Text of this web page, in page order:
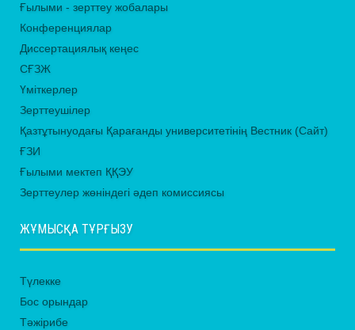
Ғылыми - зерттеу жобалары
Конференциялар
Диссертациялық кеңес
СҒЗЖ
Үміткерлер
Зерттеушілер
Қазтұтынуодағы Қарағанды университетінің Вестник (Сайт)
ҒЗИ
Ғылыми мектеп ҚҚЭУ
Зерттеулер жөніндегі әдеп комиссиясы
ЖҰМЫСҚА ТҰРҒЫЗУ
Түлекке
Бос орындар
Тәжірибе